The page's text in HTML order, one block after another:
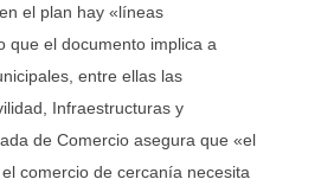
el plan hay «líneas
que el documento implica a
entre ellas las
Infraestructuras y
de Comercio asegura que «el
comercio de cercanía necesita